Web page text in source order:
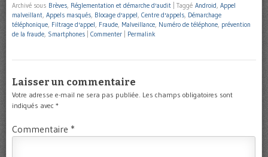
Archivé sous Brèves Réglementation et démarche d'audit Taggé Android Appel
malveillant Appels masqués Blocage d'appel Centre d'appels Démarchage
téléphonique Filtrage d'appel Fraude Malveillance Numéro de téléphone prévention
de la fraude Smartphones Commenter Permalink
Laisser un commentaire
Votre adresse e-mail ne sera pas publiée. Les champs obligatoires sont
indiqués avec *
Commentaire *